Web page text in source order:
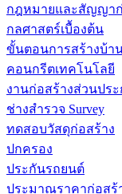
กฎหมายและสัญญา
กลศาสตร์เบื้องต้น
ขั้นตอนการสร้างบ้า
คอนกรีตเทคโนโลยี
งานก่อสร้างส่วนปร
ช่างสำรวจ Survey
ทดสอบวัสดุก่อสร้าง
ปกครอง
ประกันรถยนต์
ประมาณราคาก่อสร้